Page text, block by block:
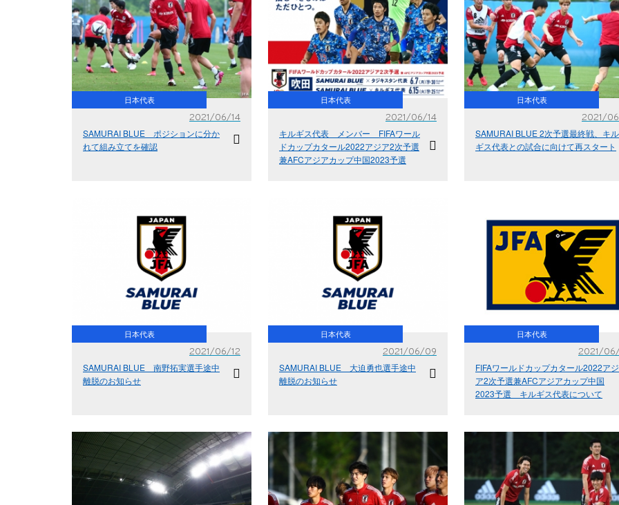
日本代表
2021/06/14
SAMURAI BLUE ポジションに分か
れて組み立てを確認
日本代表
2021/06/14
キルギス代表 メンバー FIFAワール
ドカップカタール2022アジア2次予選
兼AFCアジアカップ中国2023予選
日本代表
2021/
SAMURAI BLUE 2次予選最終戦、キル
ギス代表との試合に向けて再スタート
日本代表
2021/06/12
SAMURAI BLUE 南野拓実選手途中
離脱のお知らせ
日本代表
2021/06/09
SAMURAI BLUE 大迫勇也選手途中
離脱のお知らせ
日本代表
2021/
FIFAワールドカップカタール2022アジ
ア2次予選兼AFCアジアカップ中国
2023予選 キルギス代表について